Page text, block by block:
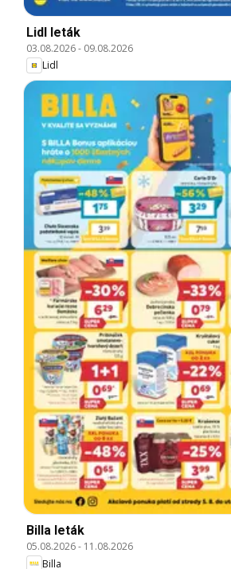
Lidl leták
03.08.2026- 09.08.2026
Lidl
Billa leták
05.08.2026- 11.08.2026
Billa